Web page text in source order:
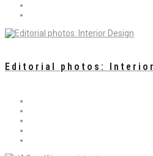
Editorial photos: